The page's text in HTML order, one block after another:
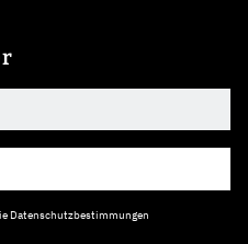
Datenschutzbestimmungen